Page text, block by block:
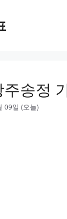
송정
09일 (오늘)